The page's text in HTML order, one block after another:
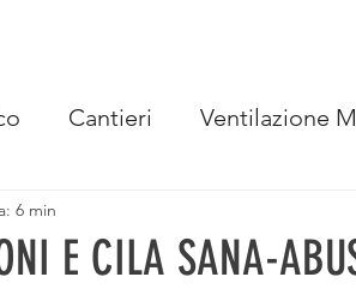
Cantieri Ventilazione
E CILA SANA-
6 min